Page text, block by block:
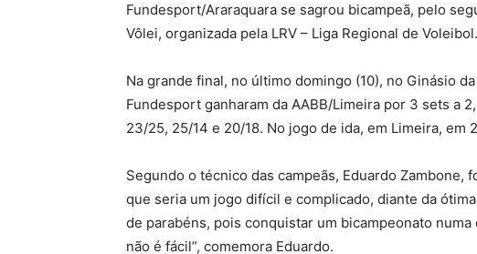
Fundesport/Araraquara se sagrou bicampeã, pelo
Vôlei, organizada pela LRV – Liga Regional de Voleibol.
Na grande final, no último domingo (10), no Ginásio
Fundesport ganharam da AABB/Limeira por 3 sets a
23/25, 25/14 e 20/18. No jogo de ida, em Limeira, em
Segundo o técnico das campeãs, Eduardo Zambone,
que seria um jogo difícil e complicado, diante da
de parabéns, pois conquistar um bicampeonato
não é fácil”, comemora Eduardo.